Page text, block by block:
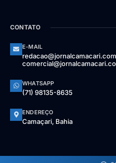
CONTATO
E-MAIL
redacao@jornalcamacari.com
WHATSAPP
(71) 98135-8635
ENDEREÇO
Camaçari, Bahia